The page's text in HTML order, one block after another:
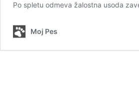
Po spletu odmeva žalostna usoda
Moj Pes